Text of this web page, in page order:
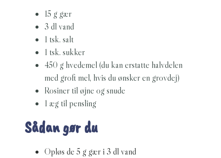
15 g gær
3 dl vand
1 tsk. salt
1 tsk. sukker
450 g hvedemel (du kan erstatte halvdelen
med groft mel, hvis du ønsker en grovdej)
Rosiner til øjne og snude
1 æg til pensling
Sådan gør du
Opløs de 5 g gær i 3 dl vand